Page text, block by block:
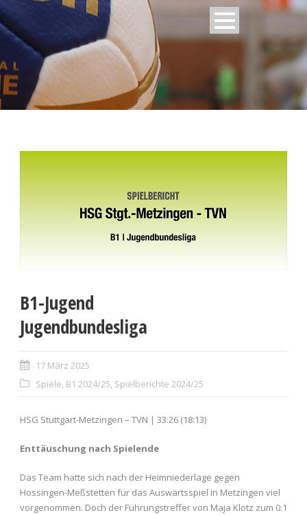
B1-Jugend
Jugendbundesliga
17 März 2025
Spiele, B1 2024/25, Spielberichte 2024/25
HSG Stuttgart-Metzingen – TVN | 33:26 (18:13)
Enttäuschung nach Spielende
Das Team hatte sich nach der Heimniederlage gegen
Hossingen-Meßstetten für das Auswärtsspiel in Metzingen viel
vorgenommen. Doch der Führungstreffer von Maja Klotz zum 0:1